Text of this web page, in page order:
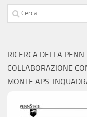
Ricerca
per:
RICERCA DELLA
COLLABORAZIONE
MONTE APS.